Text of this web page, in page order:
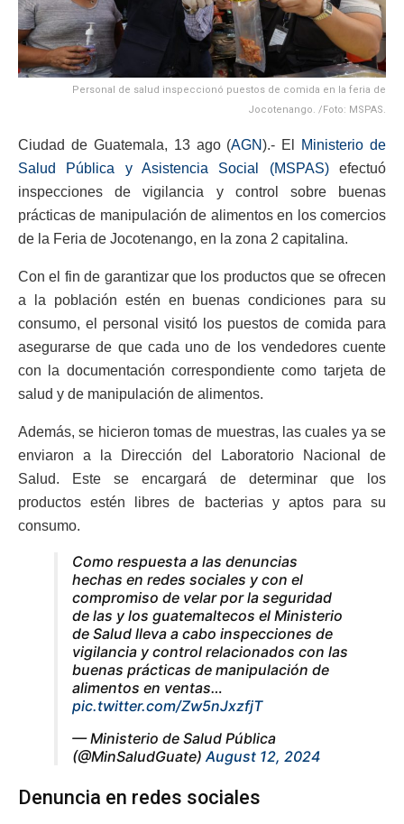
Personal de salud inspeccionó puestos de comida en la feria de
Jocotenango. /Foto: MSPAS.
Ciudad de Guatemala, 13 ago (AGN).- El
Ministerio de
Salud Pública y Asistencia Social (MSPAS)efectuó
inspecciones de vigilancia y control sobre buenas
prácticas de manipulación de alimentos en los comercios
de la Feria de Jocotenango, en la zona 2 capitalina.
Con el fin de garantizar que los productos que se ofrecen
a la población estén en buenas condiciones para su
consumo, el personal visitó los puestos de comida para
asegurarse de que cada uno de los vendedores cuente
con la documentación correspondiente como tarjeta de
salud y de manipulación de alimentos.
Además, se hicieron tomas de muestras, las cuales ya se
enviaron a la Dirección del Laboratorio Nacional de
Salud. Este se encargará de determinar que los
productos estén libres de bacterias y aptos para su
consumo.
Como respuesta a las denuncias
hechas en redes sociales y con el
compromiso de velar por la seguridad
de las y los guatemaltecos el Ministerio
de Salud lleva a cabo inspecciones de
vigilancia y control relacionados con las
buenas prácticas de manipulación de
alimentos en ventas…
pic.twitter.com/Zw5nJxzfjT
— Ministerio de Salud Pública
(@MinSaludGuate) August 12, 2024
Denuncia en redes sociales